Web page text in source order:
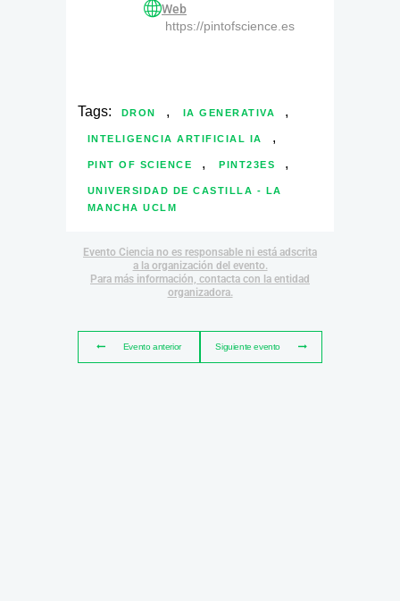
Web
https://pintofscience.es
Tags: DRON , IA GENERATIVA ,
INTELIGENCIA ARTIFICIAL IA ,
PINT OF SCIENCE , PINT23ES ,
UNIVERSIDAD DE CASTILLA - LA
MANCHA UCLM
Evento Ciencia no es responsable ni está adscrita
a la organización del evento.
Para más información, contacta con la entidad
organizadora.
Evento anterior Siguiente evento